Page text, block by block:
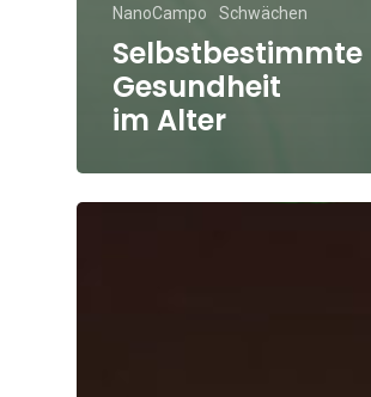
NanoCampo Schwächen
Selbstbestimmte
Gesundheit
im Alter